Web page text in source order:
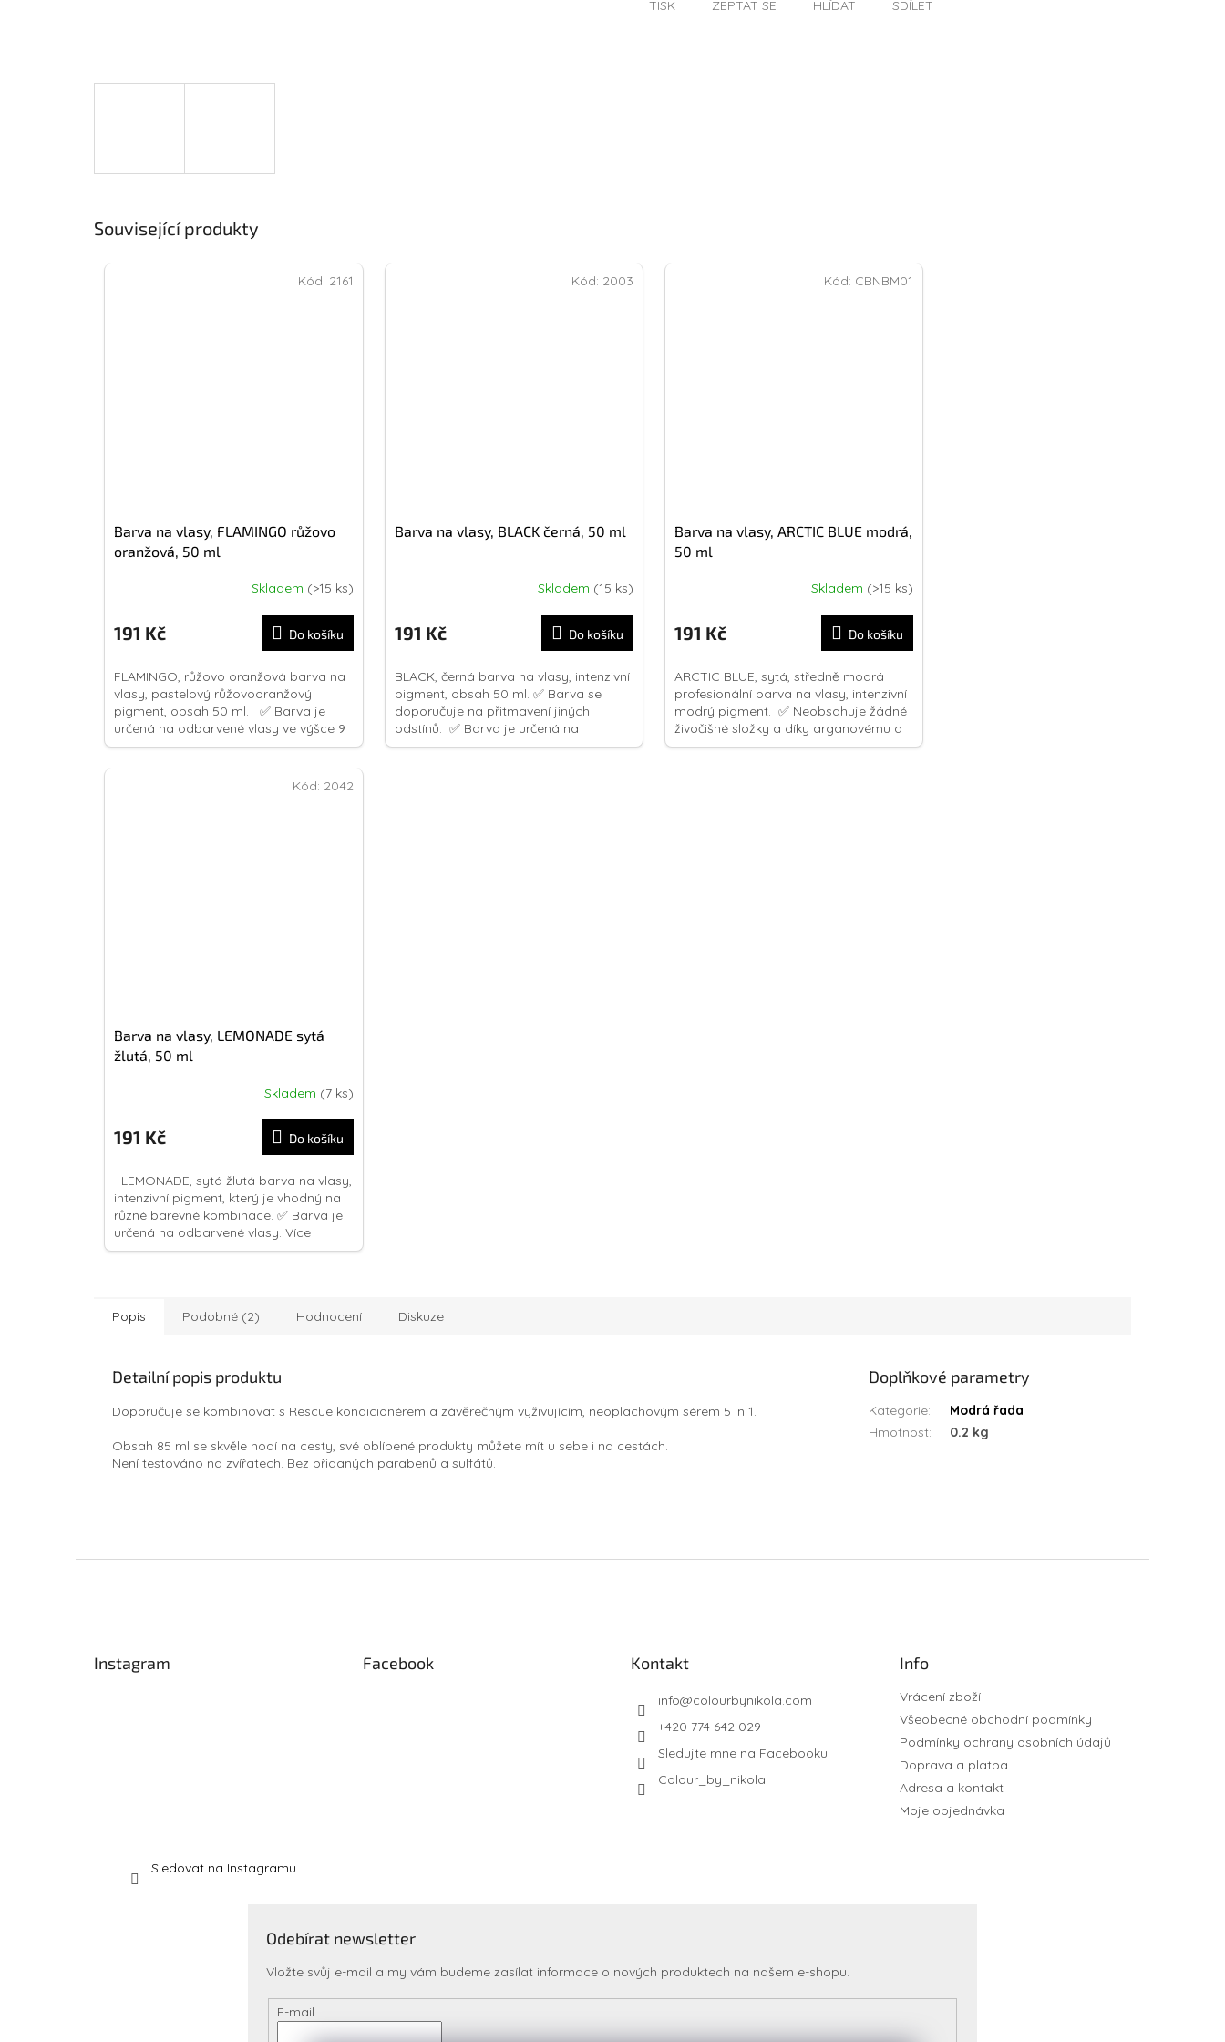
TISK ZEPTAT SE HLÍDAT SDÍLET
Související produkty
Barva na vlasy, FLAMINGO růžovo
oranžová, 50 ml
Skladem (>15 ks)
191 Kč Do košíku
FLAMINGO, růžovo oranžová barva na
vlasy, pastelový růžovooranžový
pigment, obsah 50 ml. ✅ Barva je
určená na odbarvené vlasy ve výšce 9
a 10. Více informací o produktu v...
Kód: 2161
Barva na vlasy, BLACK černá, 50 ml
produktu
je
z
5
hvězdiček.
Skladem (15 ks)
191 Kč Do košíku
BLACK, černá barva na vlasy, intenzivní
pigment, obsah 50 ml. ✅ Barva se
doporučuje na přitmavení jiných
odstínů. ✅ Barva je určená na
odbarvené vlasy. ✅ Při aplikaci na...
Kód: 2003
Barva na vlasy, ARCTIC BLUE modrá,
50 ml
Skladem (>15 ks)
191 Kč Do košíku
ARCTIC BLUE, sytá, středně modrá
profesionální barva na vlasy, intenzivní
modrý pigment. ✅ Neobsahuje žádné
živočišné složky a díky arganovému a
kokosovému oleji vlasy...
Kód: CBNBM01
Barva na vlasy, LEMONADE sytá
žlutá, 50 ml
Skladem (7 ks)
191 Kč Do košíku
LEMONADE, sytá žlutá barva na vlasy,
intenzivní pigment, který je vhodný na
různé barevné kombinace. ✅ Barva je
určená na odbarvené vlasy. Více
informací v popisu
Kód: 2042
Popis Podobné (2) Hodnocení Diskuze
Detailní popis produktu
Doporučuje se kombinovat s Rescue kondicionérem a závěrečným vyživujícím, neoplachovým sérem 5 in 1.
Obsah 85 ml se skvěle hodí na cesty, své oblíbené produkty můžete mít u sebe i na cestách.
Není testováno na zvířatech. Bez přidaných parabenů a sulfátů.
Doplňkové parametry
Kategorie:
Modrá řada
Hmotnost: 0.2 kg
Instagram
Sledovat na Instagramu
Facebook Kontakt
info@colourbynikola.com
+420 774 642 029
Sledujte mne na Facebooku
Colour_by_nikola
Info
Vrácení zboží
Všeobecné obchodní podmínky
Podmínky ochrany osobních údajů
Doprava a platba
Adresa a kontakt
Moje objednávka
Odebírat newsletter
Vložte svůj e-mail a my vám budeme zasílat informace o nových produktech na našem e-shopu.
E-mail